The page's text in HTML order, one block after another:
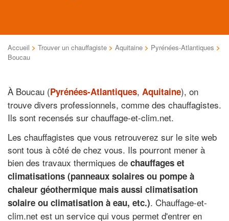
Accueil > Trouver un chauffagiste > Aquitaine > Pyrénées-Atlantiques >
Boucau
À Boucau (Pyrénées-Atlantiques, Aquitaine), on
trouve divers professionnels, comme des chauffagistes.
Ils sont recensés sur chauffage-et-clim.net.
Les chauffagistes que vous retrouverez sur le site web
sont tous à côté de chez vous. Ils pourront mener à
bien des travaux thermiques de chauffages et
climatisations (panneaux solaires ou pompe à
chaleur géothermique mais aussi climatisation
solaire ou climatisation à eau, etc.). Chauffage-et-
clim.net est un service qui vous permet d'entrer en